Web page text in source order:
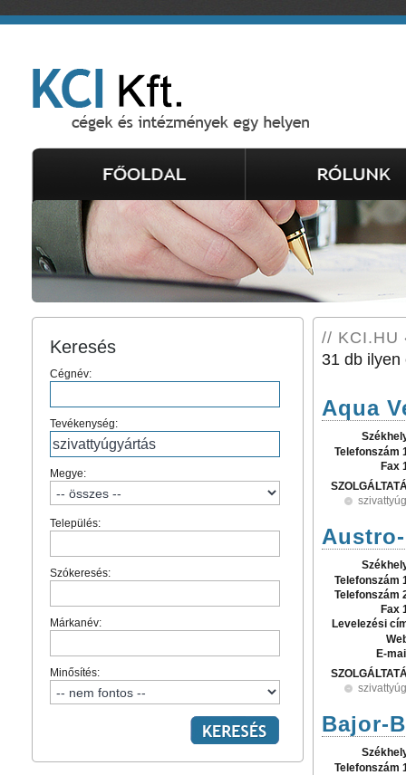
Keresés
Cégnév:
Tevékenység:
Megye:
Település:
Szókeresés:
Márkanév:
Minősítés:
// KCI.HU
31 db ilyen
Aqua
Telefonszám
Fax
Telefonszám
Telefonszám
Fax
Levelezési
E-
Bajor-
Telefonszám